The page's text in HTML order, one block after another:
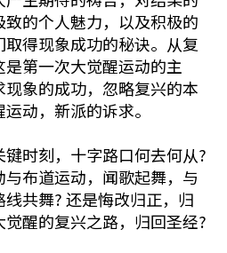
的个人魅力，以及积极的
得现象成功的秘诀。从复
第一次大觉醒运动的主
象的成功，忽略复兴的本
动，新派的诉求。
时刻，十字路口何去何从?
布道运动，闻歌起舞，与
共舞? 还是悔改归正，归
醒的复兴之路，归回圣经?